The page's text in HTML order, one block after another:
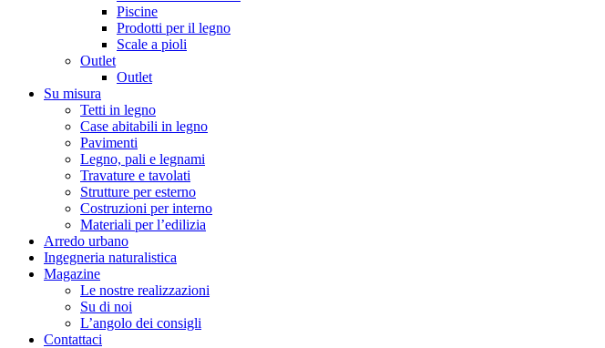
Piscine
Prodotti per il legno
Scale a pioli
Outlet
Outlet
Su misura
Tetti in legno
Case abitabili in legno
Pavimenti
Legno, pali e legnami
Travature e tavolati
Strutture per esterno
Costruzioni per interno
Materiali per l’edilizia
Arredo urbano
Ingegneria naturalistica
Magazine
Le nostre realizzazioni
Su di noi
L’angolo dei consigli
Contattaci